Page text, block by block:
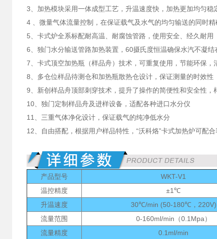
3、加热模块采用一体成型工艺，升温速度快，加热更加均匀稳
4 、微量气体流量控制，在保证载气及水气的均匀输送的同时
5、卡式炉全系标配耐高温、耐腐蚀管路，使用安全、经久耐用
6、独门水分输送管路加热装置，60摄氏度恒温确保水汽不凝
7、卡式顶空加热瓶（样品舟）技术，可重复使用，节能环保，
8、多仓位样品待测仓和加热瓶散热仓设计，保证测量的时效性
9、新创样品舟顶部刺穿技术，提升了操作的简便性和安全性，
10、独门定制样品舟及进样设备，适配各种进口水分仪
11、三重气体净化设计，保证载气的纯净低水分
12、自由搭配，根据用户样品特性，“沃科烙”卡式加热炉可配
产品型号
WKT-V1
温控精度
±1℃
升温速度
30℃/min (50-180℃，220V)
流量范围
0-160ml/min（0.1Mpa）
流量精度
0.1ml/min